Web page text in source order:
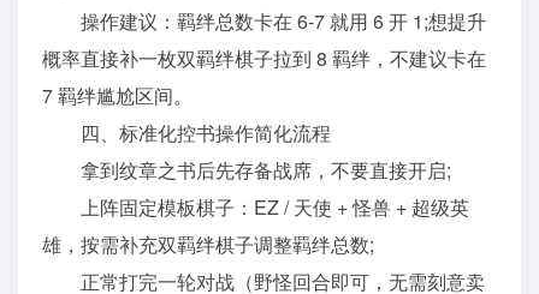
操作建议：羁绊总数卡在 6-7 就用 6 开 1;想提升
概率直接补一枚双羁绊棋子拉到 8 羁绊，不建议卡在
7 羁绊尴尬区间。
四、标准化控书操作简化流程
拿到纹章之书后先存备战席，不要直接开启;
上阵固定模板棋子：EZ / 天使 + 怪兽 + 超级英
雄，按需补充双羁绊棋子调整羁绊总数;
正常打完一轮对战（野怪回合即可，无需刻意卖